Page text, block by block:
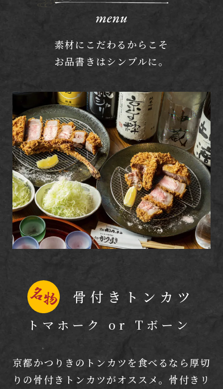
素材にこだわるからこそ
お品書きはシンプルに。
骨付きトンカツ
トマホーク or Tボーン
京都かつりきのトンカツを食べるなら厚切
りの骨付きトンカツがオススメ。骨付きリ